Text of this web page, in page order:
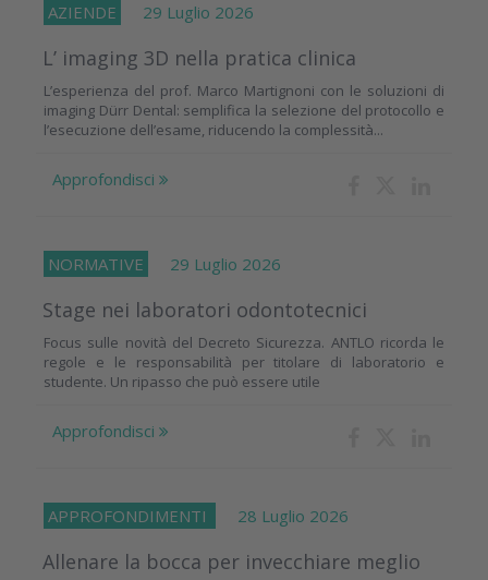
AZIENDE 29 Luglio 2026
L’ imaging 3D nella pratica clinica
L’esperienza del prof. Marco Martignoni con le soluzioni di
imaging Dürr Dental: semplifica la selezione del protocollo e
l’esecuzione dell’esame, riducendo la complessità...
Approfondisci
NORMATIVE 29 Luglio 2026
Stage nei laboratori odontotecnici
Focus sulle novità del Decreto Sicurezza. ANTLO ricorda le
regole e le responsabilità per titolare di laboratorio e
studente. Un ripasso che può essere utile
Approfondisci
APPROFONDIMENTI 28 Luglio 2026
Allenare la bocca per invecchiare meglio